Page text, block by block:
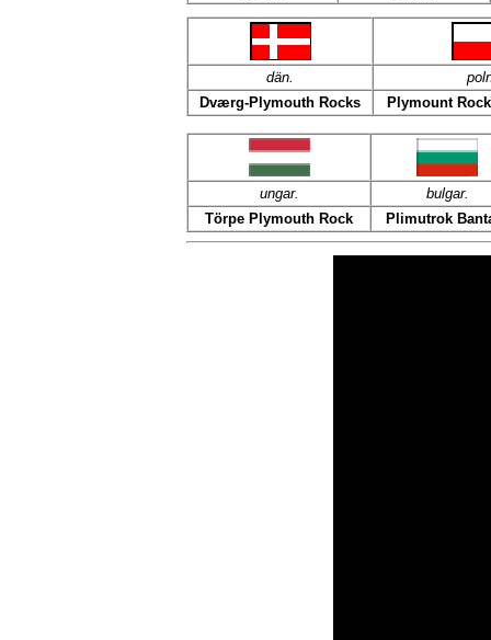
dän.
Dværg-Plymouth Rocks
Plymount
ungar.
bulgar.
Törpe Plymouth Rock
Plimutrok